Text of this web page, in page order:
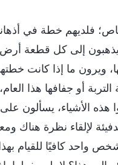
فلديهم خطة في
إلى كل قطعة أرض
ما إذا كانت
أو جفافها هذا
الأشياء، يسألون على
لإلقاء نظرة هناك
واحد كافيًا للقيام